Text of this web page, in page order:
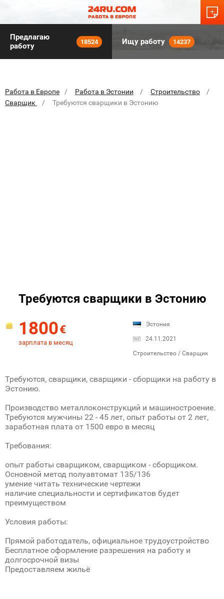
Предлагаю
работу
18524 Ищу работу 14237
Работа в Европе Работа в Эстонии
Строительство
Сварщик
Требуются сварщики в Эстонию
Требуются сварщики в Эстонию
1800€
зарплата в месяц
Эстония
24.11.2021
Строительство / Сварщик
Требуются, сварщики, сварщики - сборщики на работу в
Эстонию.
Производство металлоконструкций и машиностроение.
Требуются мужчины 22 - 45 лет, опыт работы от 2 лет,
заработная плата от 1500 евро в месяц
Требования:
опыт работы сварщиком, сварщиком - сборщиком.
Основной метод полуавтомат 135/136
умение читать технические чертежи
наличие специальности и сертификатов будет
преимуществом
Условия работы:
Прямой работодатель, официальное трудоустройство
Бесплатное оформление разрешения на работу и
долгосрочной визы
Предоставляем жильё